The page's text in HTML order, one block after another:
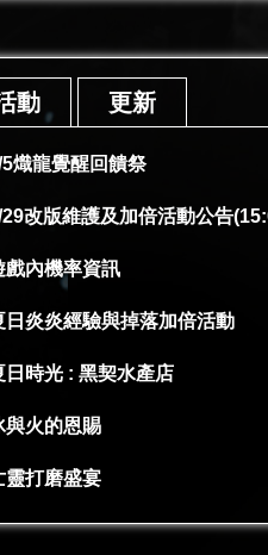
動 更新
5熾龍覺醒回饋祭
29改版維護及加倍活動公告
戲內機率資訊
日炎炎經驗與掉落加倍活動
日時光 : 黑契水產店
與火的恩賜
靈打磨盛宴